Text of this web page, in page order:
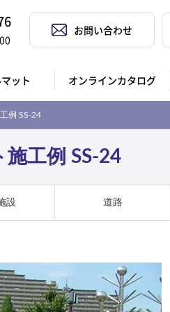
お問い合わせ
ット オンラインカタログ
例 SS-24
工例 SS-24
設 道路